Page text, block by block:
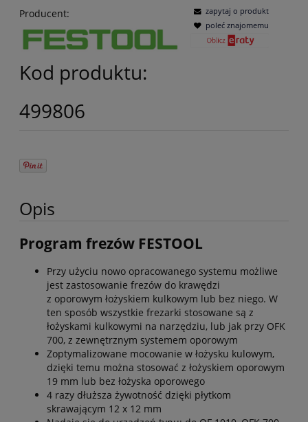
Producent:
Kod produktu:
499806
zapytaj o produkt
poleć znajomemu
Opis
Program frezów FESTOOL
Przy użyciu nowo opracowanego systemu możliwe
jest zastosowanie frezów do krawędzi
z oporowym łożyskiem kulkowym lub bez niego. W
ten sposób wszystkie frezarki stosowane są z
łożyskami kulkowymi na narzędziu, lub jak przy OFK
700, z zewnętrznym systemem oporowym
Zoptymalizowane mocowanie w łożysku kulowym,
dzięki temu można stosować z łożyskiem oporowym
19 mm lub bez łożyska oporowego
4 razy dłuższa żywotność dzięki płytkom
skrawającym 12 x 12 mm